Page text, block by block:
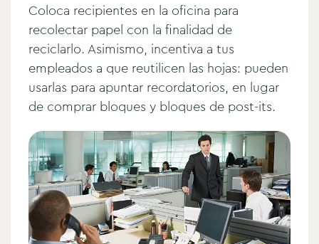
Coloca recipientes en la oficina para
recolectar papel con la finalidad de
reciclarlo. Asimismo, incentiva a tus
empleados a que reutilicen las hojas: pueden
usarlas para apuntar recordatorios, en lugar
de comprar bloques y bloques de post-its.